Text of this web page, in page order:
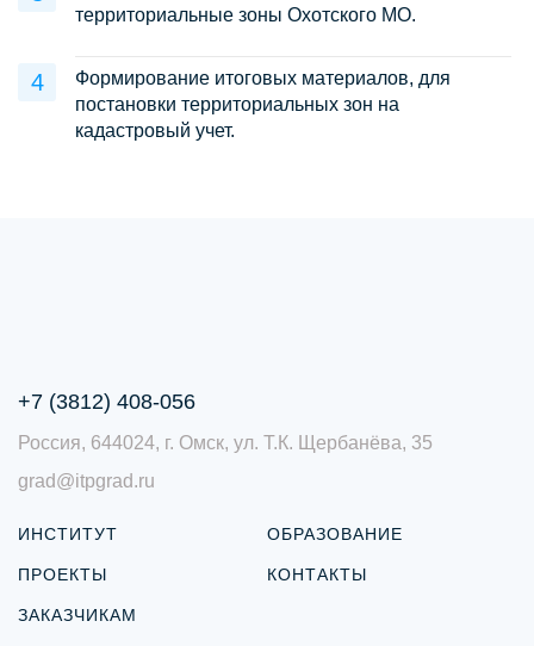
территориальные зоны Охотского МО.
Формирование итоговых материалов, для
постановки территориальных зон на
кадастровый учет.
+7 (3812) 408-056
Россия, 644024, г. Омск, ул. Т.К. Щербанёва, 35
grad@itpgrad.ru
ИНСТИТУТ
ПРОЕКТЫ
ЗАКАЗЧИКАМ
ОБРАЗОВАНИЕ
КОНТАКТЫ